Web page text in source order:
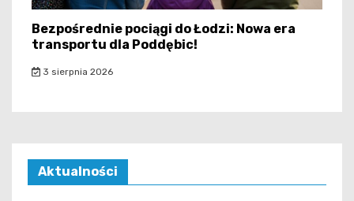
Bezpośrednie pociągi do Łodzi: Nowa era
transportu dla Poddębic!
3 sierpnia 2026
Aktualności